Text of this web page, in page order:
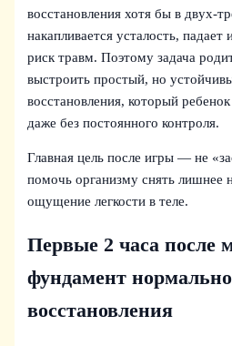
восстановления хотя бы в
накапливается усталость, падает
риск травм. Поэтому задача
выстроить простый, но
восстановления, который
даже без постоянного контроля.
Главная цель после игры — не
помочь организму снять лишнее
ощущение легкости в теле.
Первые 2 часа после
фундамент
восстановления